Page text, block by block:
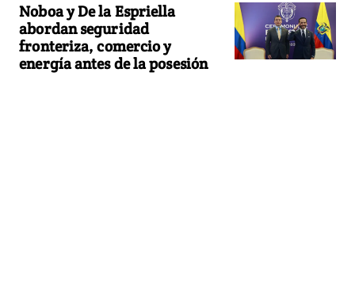
Noboa y De la Espriella
abordan seguridad
fronteriza, comercio y
energía antes de la posesión